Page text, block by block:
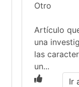
Otro
Artículo
una
las
un...
Ir